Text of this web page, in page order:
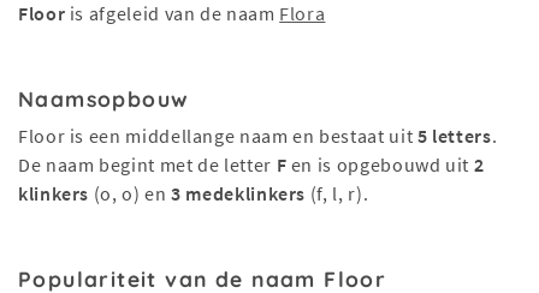
Floor is afgeleid van de naam Flora
Naamsopbouw
Floor is een middellange naam en bestaat uit 5 letters.
De naam begint met de letter F en is opgebouwd uit 2
klinkers (o, o) en3 medeklinkers (f, l, r).
Populariteit van de naam Floor